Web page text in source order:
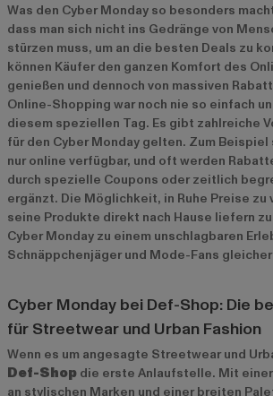
Was den Cyber Monday so besonders
dass man sich nicht ins Gedränge von
stürzen muss, um an die besten Deals zu
können Käufer den ganzen Komfort des
genießen und dennoch von massiven
Online-Shopping war noch nie so einfach
diesem speziellen Tag. Es gibt zahlreiche
für den Cyber Monday gelten. Zum
nur online verfügbar, und oft werden
durch spezielle Coupons oder zeitlich
ergänzt. Die Möglichkeit, in Ruhe Preise zu
seine Produkte direkt nach Hause liefern
Cyber Monday zu einem unschlagbaren
Schnäppchenjäger und Mode-Fans
Cyber Monday bei Def-Shop: Die
für Streetwear und Urban Fashion
Wenn es um angesagte Streetwear und
Def-Shop die erste Anlaufstelle. Mit
an stylischen Marken und einer breiten